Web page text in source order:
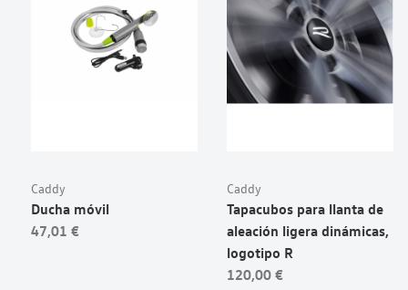
Caddy
Ducha móvil
47,01 €
Caddy
Tapacubos para llanta de
aleación ligera dinámicas,
logotipo R
120,00 €